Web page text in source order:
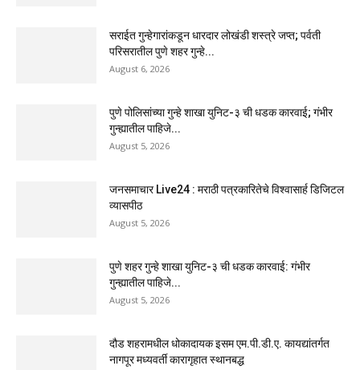
सराईत गुन्हेगारांकडून धारदार लोखंडी शस्त्रे जप्त; पर्वती
परिसरातील पुणे शहर गुन्हे...
August 6, 2026
पुणे पोलिसांच्या गुन्हे शाखा युनिट-३ ची धडक कारवाई; गंभीर
गुन्ह्यातील पाहिजे...
August 5, 2026
जनसमाचार Live24 : मराठी पत्रकारितेचे विश्वासार्ह डिजिटल
व्यासपीठ
August 5, 2026
पुणे शहर गुन्हे शाखा युनिट-३ ची धडक कारवाई: गंभीर
गुन्ह्यातील पाहिजे...
August 5, 2026
दौड शहरामधील धोकादायक इसम एम.पी.डी.ए. कायद्यांतर्गत
नागपूर मध्यवर्ती कारागृहात स्थानबद्ध